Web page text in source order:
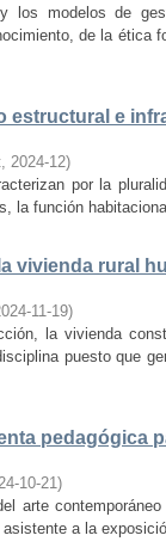
los modelos de
de la ética
e
, 2024-12)
por la
la función
vivienda rural
11-19)
la vivienda
puesto que
pedagógica
10-21)
arte
a la